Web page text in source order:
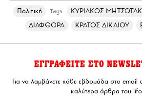
Πολιτική Tags ΚΥΡΙΑΚΟΣ
ΔΙΑΦΘΟΡΑ
ΚΡΑΤΟΣ ΔΙΚΑΙΟΥ
ΕΓΓΡΑΦΕΙΤΕ ΣΤΟ
Για να λαμβάνετε κάθε εβδομάδα στο email
καλύτερα άρθρα του